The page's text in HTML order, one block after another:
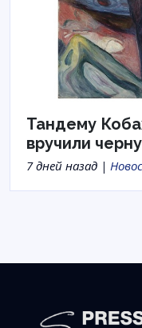
Тандему
вручили
7 дней назад |